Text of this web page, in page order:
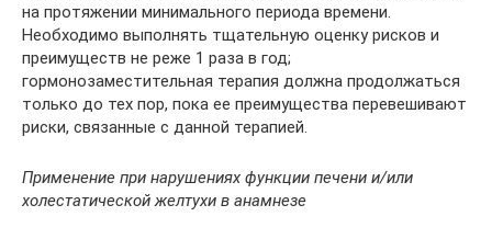
на протяжении минимального периода времени.
Необходимо выполнять тщательную оценку рисков и
преимуществ не реже 1 раза в год;
гормонозаместительная терапия должна продолжаться
только до тех пор, пока ее преимущества перевешивают
риски, связанные с данной терапией.
Применение при нарушениях функции печени и/или
холестатической желтухи в анамнезе